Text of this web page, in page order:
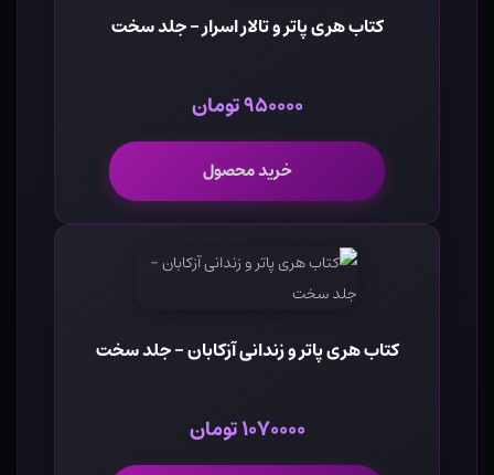
کتاب هری پاتر و تالار اسرار - جلد سخت
۹۵۰۰۰۰ تومان
خرید محصول
کتاب هری پاتر و زندانی آزکابان - جلد سخت
۱۰۷۰۰۰۰ تومان